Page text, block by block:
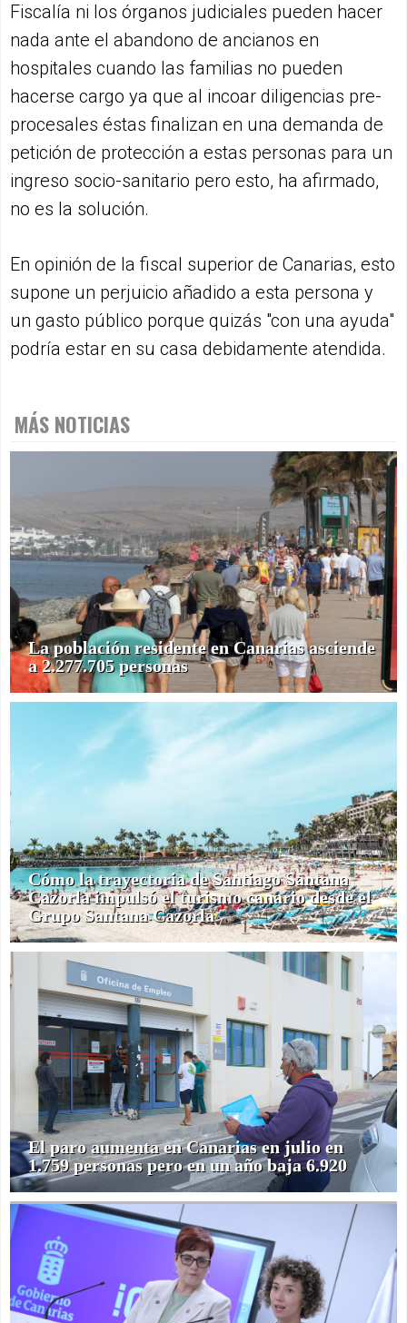
Fiscalía ni los órganos judiciales pueden hacer
nada ante el abandono de ancianos en
hospitales cuando las familias no pueden
hacerse cargo ya que al incoar diligencias pre-
procesales éstas finalizan en una demanda de
petición de protección a estas personas para un
ingreso socio-sanitario pero esto, ha afirmado,
no es la solución.
En opinión de la fiscal superior de Canarias, esto
supone un perjuicio añadido a esta persona y
un gasto público porque quizás "con una ayuda"
podría estar en su casa debidamente atendida.
MÁS NOTICIAS
La población residente en Canarias asciende
a 2.277.705 personas
Cómo la trayectoria de Santiago Santana
Cazorla impulsó el turismo canario desde el
Grupo Santana Cazorla
El paro aumenta en Canarias en julio en
1.759 personas pero en un año baja 6.920